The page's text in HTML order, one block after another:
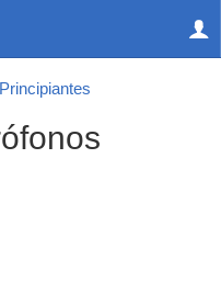
Principiantes